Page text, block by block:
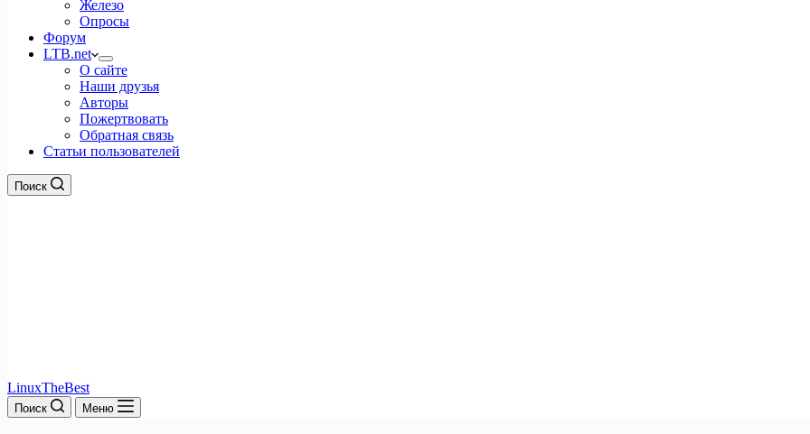
Железо
Опросы
Форум
LTB.net
О сайте
Наши друзья
Авторы
Пожертвовать
Обратная связь
Статьи пользователей
Поиск
LinuxTheBest
Поиск Меню